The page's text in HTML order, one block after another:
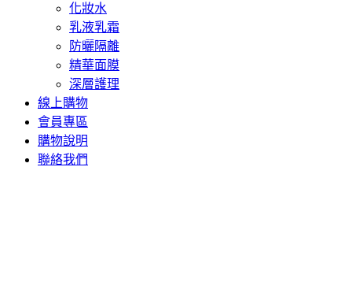
化妝水
乳液乳霜
防曬隔離
精華面膜
深層護理
線上購物
會員專區
購物說明
聯絡我們